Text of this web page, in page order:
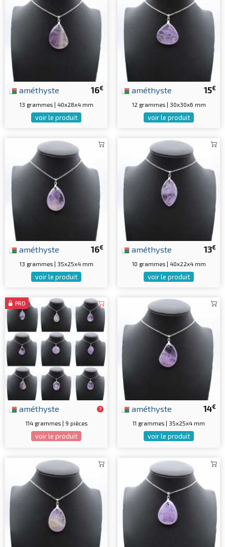
16€
améthyste
13 grammes | 40x28x4 mm
voir le produit
15€
améthyste
12 grammes | 30x30x6 mm
voir le produit
16€
améthyste
13 grammes | 35x25x4 mm
voir le produit
13€
améthyste
10 grammes | 40x22x4 mm
voir le produit
PRO
améthyste
114 grammes | 9 pièces
voir le produit
14€
améthyste
11 grammes | 35x25x4 mm
voir le produit